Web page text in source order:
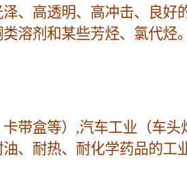
、高透明、高冲击、良好
溶剂和某些芳烃、氯代烃
带盒等）,汽车工业（车
、耐热、耐化学药品的工